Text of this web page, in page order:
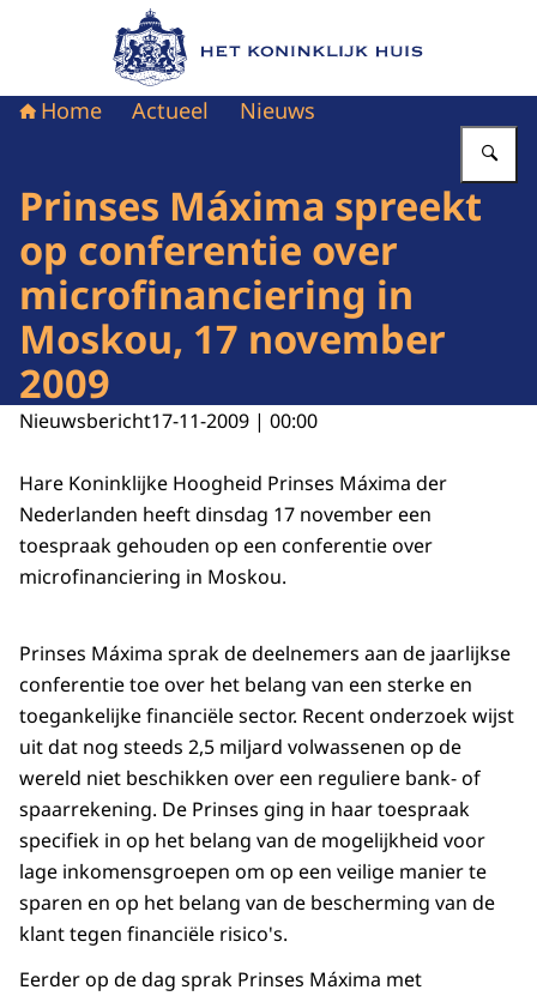
Naar de homepage van Het Koninklijk Huis
Home Actueel Nieuws
Prinses Máxima spreekt
op conferentie over
microfinanciering in
Moskou, 17 november
2009
Nieuwsbericht17-11-2009 | 00:00
Hare Koninklijke Hoogheid Prinses Máxima der
Nederlanden heeft dinsdag 17 november een
toespraak gehouden op een conferentie over
microfinanciering in Moskou.
Prinses Máxima sprak de deelnemers aan de jaarlijkse
conferentie toe over het belang van een sterke en
toegankelijke financiële sector. Recent onderzoek wijst
uit dat nog steeds 2,5 miljard volwassenen op de
wereld niet beschikken over een reguliere bank- of
spaarrekening. De Prinses ging in haar toespraak
specifiek in op het belang van de mogelijkheid voor
lage inkomensgroepen om op een veilige manier te
sparen en op het belang van de bescherming van de
klant tegen financiële risico's.
Eerder op de dag sprak Prinses Máxima met